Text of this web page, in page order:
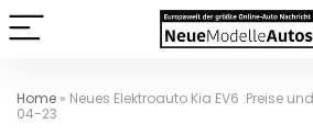
Home » Neues Elektroauto Kia EV6 :Preise
04-23